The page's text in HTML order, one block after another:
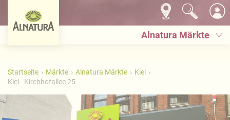
Alnatura Märkte
Startseite Märkte Alnatura Märkte
Kiel
Kiel - Kirchhofallee 25